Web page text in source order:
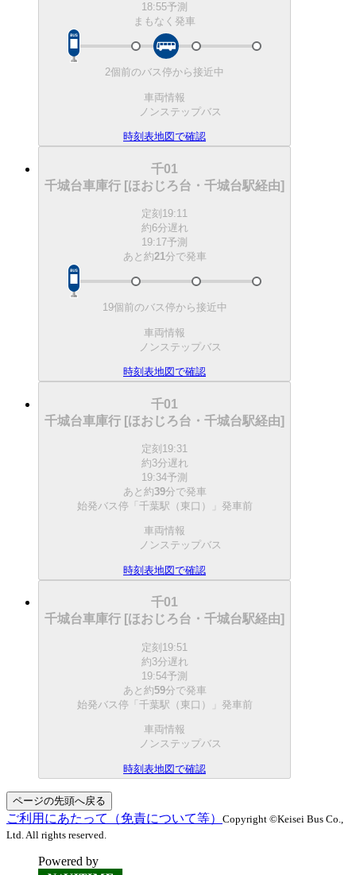
18:55予測
まもなく発車
2個前のバス停から接近中
車両情報
ノンステップバス
時刻表地図で確認
千01
千城台車庫行 [ほおじろ台・千城台駅経由]
定刻 19:11
約6分遅れ
19:17予測
あと約21分で発車
19個前のバス停から接近中
車両情報
ノンステップバス
時刻表地図で確認
千01
千城台車庫行 [ほおじろ台・千城台駅経由]
定刻 19:31
約3分遅れ
19:34予測
あと約39分で発車
始発バス停「千葉駅（東口）」発車前
車両情報
ノンステップバス
時刻表地図で確認
千01
千城台車庫行 [ほおじろ台・千城台駅経由]
定刻 19:51
約3分遅れ
19:54予測
あと約59分で発車
始発バス停「千葉駅（東口）」発車前
車両情報
ノンステップバス
時刻表地図で確認
ページの先頭へ戻る
ご利用にあたって（免責について等） Copyright ©Keisei Bus Co.,
Ltd. All rights reserved.
Powered by